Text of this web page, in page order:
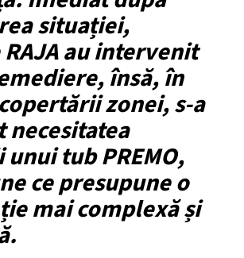
situației,
au intervenit
însă, în
zonei, s-a
necesitatea
tub PREMO,
ce presupune o
mai complexă și